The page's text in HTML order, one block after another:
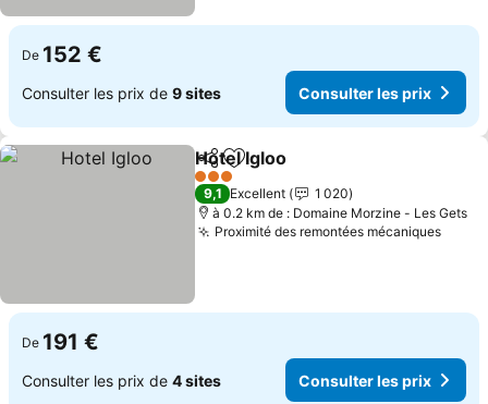
De 152 €
Consulter les prix de 9 sites Consulter les prix
PartagerAjouter à mes favoris
Hotel Igloo
3 Étoiles
9,1 Excellent
1 020
à 0.2 km de : Domaine Morzine - Les Gets
Proximité des remontées mécaniques
De 191 €
Consulter les prix de 4 sites Consulter les prix